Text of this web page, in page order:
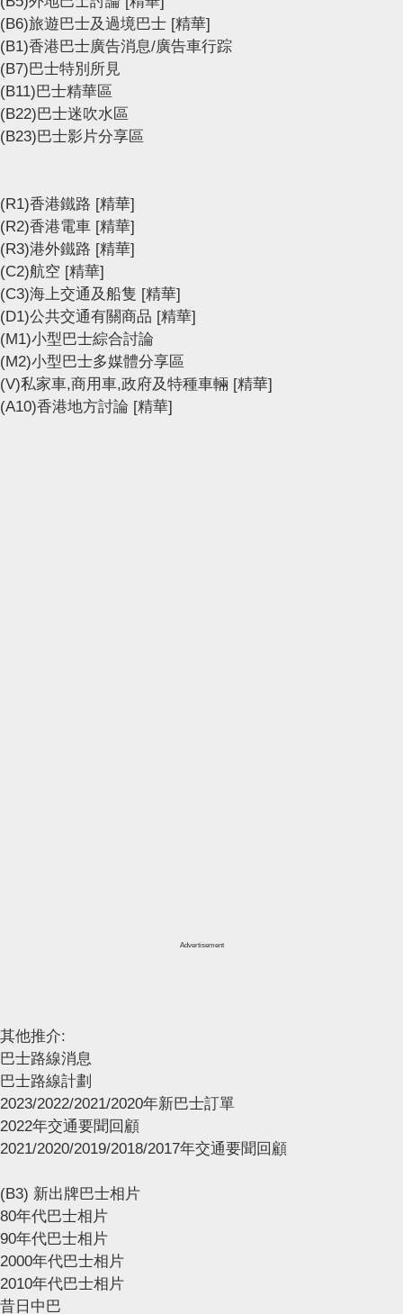
(B6)旅遊巴士及過境巴士 [精華]
(B1)香港巴士廣告消息/廣告車行踪
(B7)巴士特別所見
(B11)巴士精華區
(B22)巴士迷吹水區
(B23)巴士影片分享區
(R1)香港鐵路 [精華]
(R2)香港電車 [精華]
(R3)港外鐵路 [精華]
(C2)航空 [精華]
(C3)海上交通及船隻 [精華]
(D1)公共交通有關商品 [精華]
(M1)小型巴士綜合討論
(M2)小型巴士多媒體分享區
(V)私家車,商用車,政府及特種車輛 [精華]
(A10)香港地方討論 [精華]
Advertisement
其他推介:
巴士路線消息
巴士路線計劃
2023/2022/2021/2020年新巴士訂單
2022年交通要聞回顧
2021/2020/2019/2018/2017年交通要聞回顧
(B3) 新出牌巴士相片
80年代巴士相片
90年代巴士相片
2000年代巴士相片
2010年代巴士相片
昔日中巴